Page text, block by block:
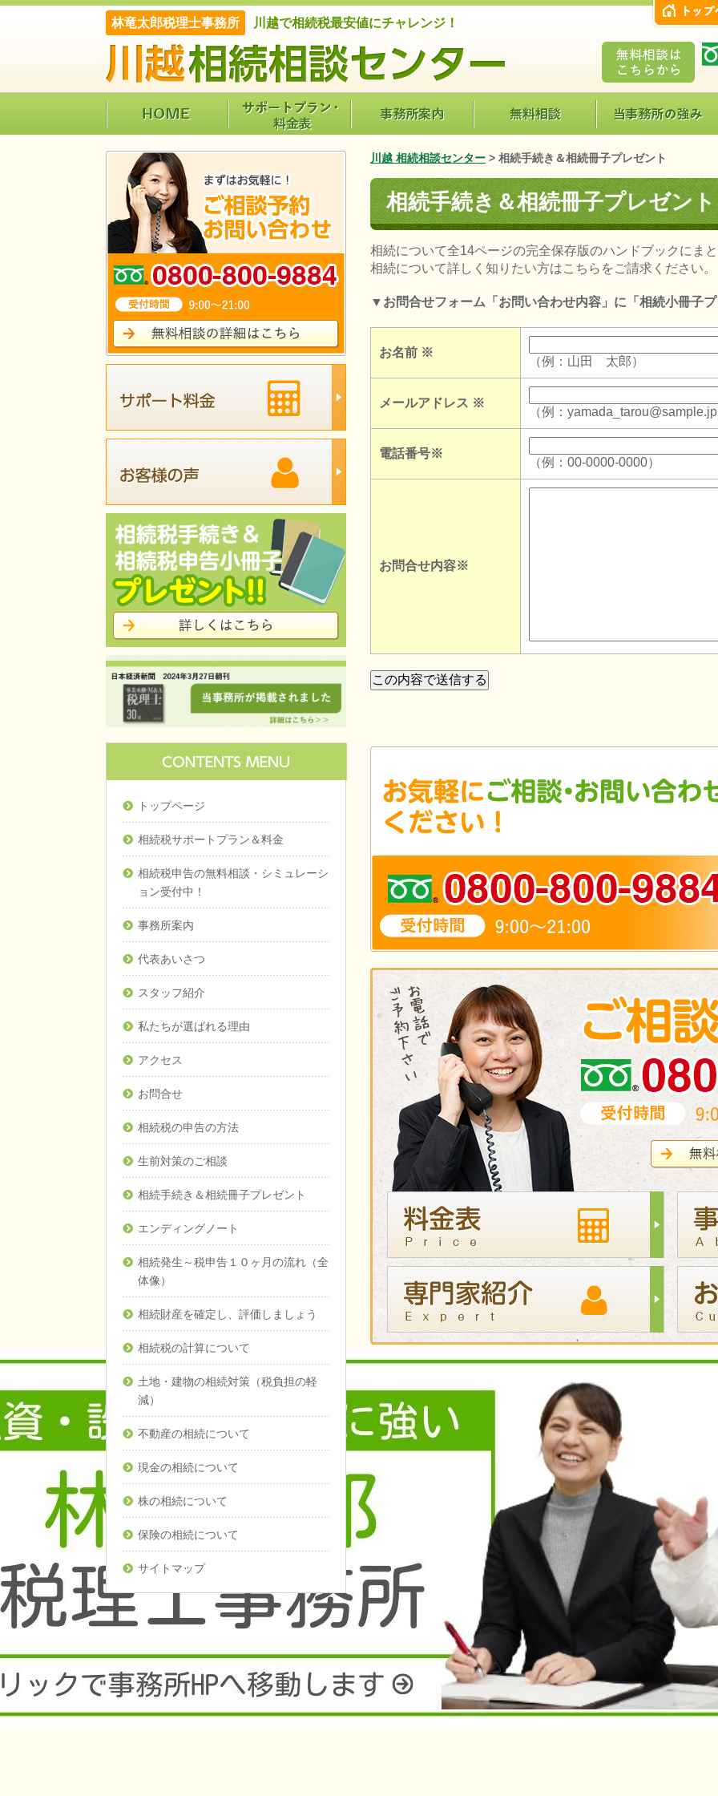
林竜太郎税理士事務所 川越で相続税最安値にチャレンジ！
川越 相続相談センター > 相続手続き＆相続冊子プレゼント
相続手続き＆相続冊子プレゼント
相続について全14ページの完全保存版のハンドブックにま
相続について詳しく知りたい方はこちらをご請求ください。
▼お問合せフォーム「お問い合わせ内容」に「相続小冊子
お名前 ※
（例：山田 太郎）
メールアドレス ※
（例：
電話番号※
（例：00-0000-0000）
お問合せ内容※
トップページ
相続税サポートプラン＆料金
相続税申告の無料相談・シミュレーシ
ョン受付中！
事務所案内
代表あいさつ
スタッフ紹介
私たちが選ばれる理由
アクセス
お問合せ
相続税の申告の方法
生前対策のご相談
相続手続き＆相続冊子プレゼント
エンディングノート
相続発生～税申告１０ヶ月の流れ（全
体像）
相続財産を確定し、評価しましょう
相続税の計算について
土地・建物の相続対策（税負担の軽
減）
不動産の相続について
現金の相続について
株の相続について
保険の相続について
サイトマップ